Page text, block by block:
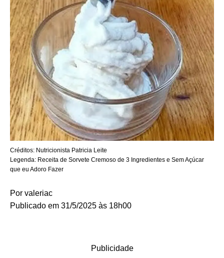
Créditos: Nutricionista Patricia Leite
Legenda: Receita de Sorvete Cremoso de 3 Ingredientes e Sem Açúcar
que eu Adoro Fazer
Por valeriac
Publicado em 31/5/2025 às 18h00
Publicidade